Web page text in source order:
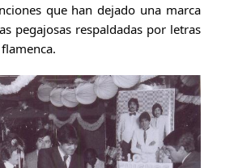
que han dejado una marca
pegajosas respaldadas por letras